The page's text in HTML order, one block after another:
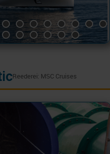
Reederei: MSC Cruises